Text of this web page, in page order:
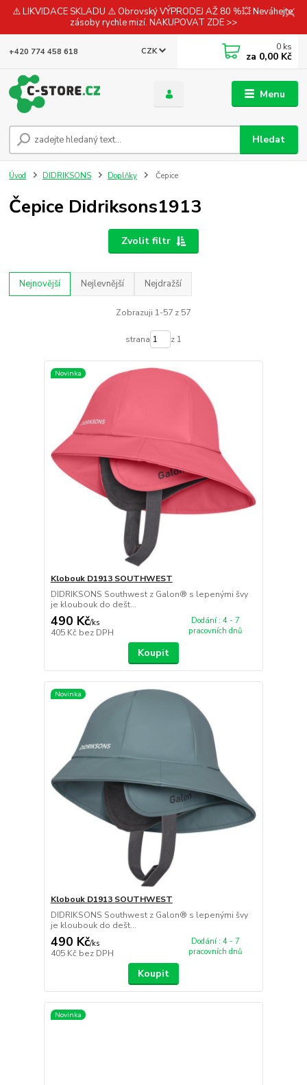
⚠️ LIKVIDACE SKLADU ⚠️ Obrovský VÝPRODEJ AŽ 80 %💥 Neváhejte,
zásoby rychle mizí. NAKUPOVAT ZDE >>
Menu
CZK
Hledat
+420 774 458 618 0 ks
za 0,00 Kč
Úvod DIDRIKSONS Doplňky Čepice
Čepice Didriksons1913
Zvolit filtr
Nejnovější Nejlevnější Nejdražší
Zobrazuji 1-57 z 57
strana z 1
Novinka
Klobouk D1913 SOUTHWEST
DIDRIKSONS Southwest z Galon® s lepenými švy
je kloubouk do dešt...
490 Kč/ks
405 Kč bez DPH
Dodání : 4 - 7
pracovních dnů
Koupit
Novinka
Klobouk D1913 SOUTHWEST
DIDRIKSONS Southwest z Galon® s lepenými švy
je kloubouk do dešt...
490 Kč/ks
405 Kč bez DPH
Dodání : 4 - 7
pracovních dnů
Koupit
Novinka